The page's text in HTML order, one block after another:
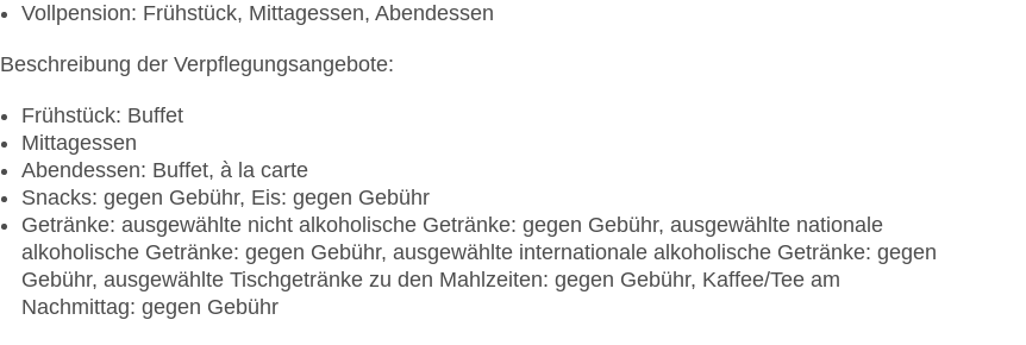
Vollpension: Frühstück, Mittagessen, Abendessen
Beschreibung der Verpflegungsangebote:
Frühstück: Buffet
Mittagessen
Abendessen: Buffet, à la carte
Snacks: gegen Gebühr, Eis: gegen Gebühr
Getränke: ausgewählte nicht alkoholische Getränke: gegen Gebühr, ausgewählte nationale
alkoholische Getränke: gegen Gebühr, ausgewählte internationale alkoholische Getränke: gegen
Gebühr, ausgewählte Tischgetränke zu den Mahlzeiten: gegen Gebühr, Kaffee/Tee am
Nachmittag: gegen Gebühr